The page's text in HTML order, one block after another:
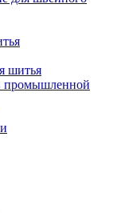
шитья
промышленной